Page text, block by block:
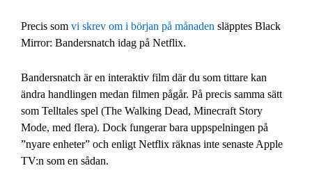
Precis som vi skrev om i början på månaden släpptes Black
Mirror: Bandersnatch idag på Netflix.
Bandersnatch är en interaktiv film där du som tittare kan
ändra handlingen medan filmen pågår. På precis samma sätt
som Telltales spel (The Walking Dead, Minecraft Story
Mode, med flera). Dock fungerar bara uppspelningen på
”nyare enheter” och enligt Netflix räknas inte senaste Apple
TV:n som en sådan.